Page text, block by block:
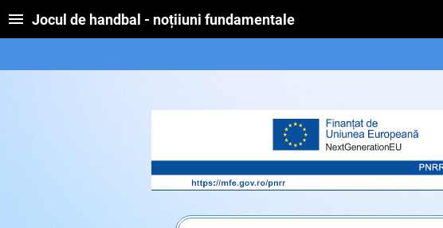
Jocul de handbal - noțiiuni fundamentale